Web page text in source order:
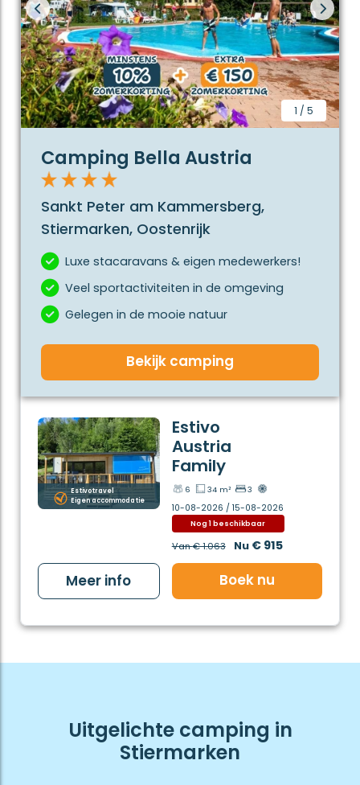
accommodatie''!
Activiteiten en bezienswaardigheden in
Stiermarken
Naast de natuur, heeft Stiermarken een
cultuurhoofdstad Graz. In de steden en dorpen is het
leuk om de geschiedenis en daarbij behorende
tradities te leren kennen. Er worden ook volop
evenementen georganiseerd zoals het Narzissenfest
of het lentefestival. Volop gezelligheid!
Stiermarken heeft voor iedereen wat te bieden,
aangezien er zoveel activiteiten mogelijk zijn. De
natuur is geschikt voor mooie wandelingen,
fietstochten en bergklimmen, maar uiteraard ook
om gewoon te bewonderen. Door de prachtige
omgeving kom je echt tot rust.
Jouw perfecte campingvakantie in Stiermarken start
1 / 5
Camping Bella Austria
Sankt Peter am Kammersberg,
Stiermarken, Oostenrijk
Luxe stacaravans & eigen medewerkers!
Veel sportactiviteiten in de omgeving
Gelegen in de mooie natuur
Bekijk camping
Estivotravel
Eigen accommodatie
Estivo
Austria
Family
6 34 m² 3
10-08-2026 / 15-08-2026
Nog 1 beschikbaar
Van€ 1.063 Nu € 915
Meer info Boek nu
Uitgelichte camping in
Stiermarken